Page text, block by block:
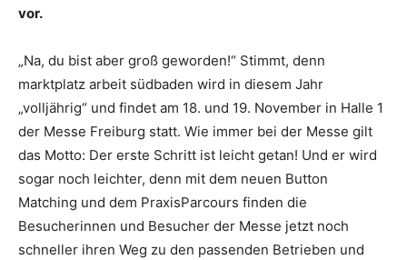
vor.
„Na, du bist aber groß geworden!“ Stimmt, denn
marktplatz arbeit südbaden wird in diesem Jahr
„volljährig“ und findet am 18. und 19. November in Halle 1
der Messe Freiburg statt. Wie immer bei der Messe gilt
das Motto: Der erste Schritt ist leicht getan! Und er wird
sogar noch leichter, denn mit dem neuen Button
Matching und dem PraxisParcours finden die
Besucherinnen und Besucher der Messe jetzt noch
schneller ihren Weg zu den passenden Betrieben und